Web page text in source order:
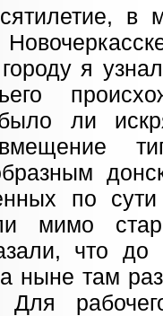
в
я
ли
по
мимо
что
ныне там